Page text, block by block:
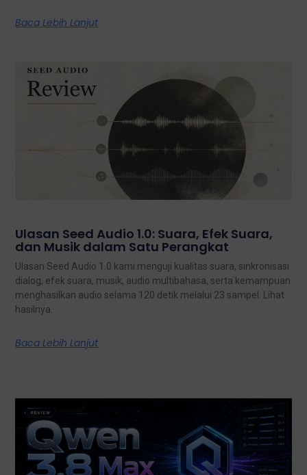
Baca Lebih Lanjut
Ulasan Seed Audio 1.0: Suara, Efek Suara,
dan Musik dalam Satu Perangkat
Ulasan Seed Audio 1.0 kami menguji kualitas suara, sinkronisasi
dialog, efek suara, musik, audio multibahasa, serta kemampuan
menghasilkan audio selama 120 detik melalui 23 sampel. Lihat
hasilnya.
Baca Lebih Lanjut